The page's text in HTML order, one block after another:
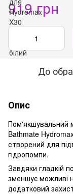
919 грн
До
Опис
Пом'якшувальний
Bathmate
створений для
гідропомпи.
Завдяки гладкій
зменшує можливі
додатковий